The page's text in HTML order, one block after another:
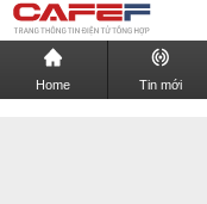
Home Tin mới